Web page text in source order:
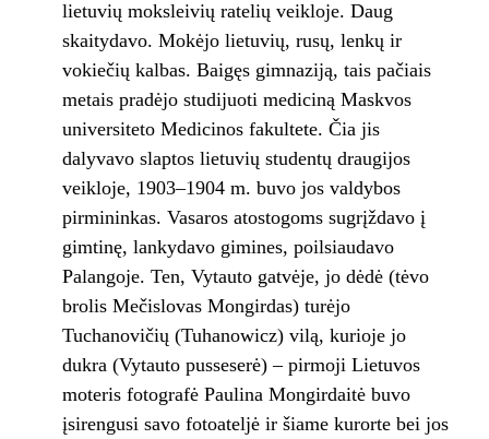
lietuvių moksleivių ratelių veikloje. Daug
skaitydavo. Mokėjo lietuvių, rusų, lenkų ir
vokiečių kalbas. Baigęs gimnaziją, tais pačiais
metais pradėjo studijuoti mediciną Maskvos
universiteto Medicinos fakultete. Čia jis
dalyvavo slaptos lietuvių studentų draugijos
veikloje, 1903–1904 m. buvo jos valdybos
pirmininkas. Vasaros atostogoms sugrįždavo į
gimtinę, lankydavo gimines, poilsiaudavo
Palangoje. Ten, Vytauto gatvėje, jo dėdė (tėvo
brolis Mečislovas Mongirdas) turėjo
Tuchanovičių (Tuhanowicz) vilą, kurioje jo
dukra (Vytauto pusseserė) – pirmoji Lietuvos
moteris fotografė Paulina Mongirdaitė buvo
įsirengusi savo fotoateljė ir šiame kurorte bei jos